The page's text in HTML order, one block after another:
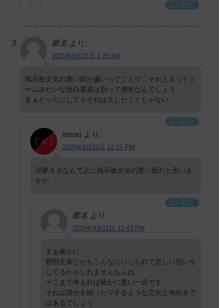
返信
匿名 より:
2025年9月21日 3:29 AM
掲示板文化の悪い面が嫌いってことで、それとネットミ
ームみたいな面白要素は別って感覚なんでしょう
まぁどっちにしてもそれは大したことじゃない
返信
menu より:
2025年9月21日 12:22 PM
淫夢ネタなんて正に掲示板文化の悪い面だと思いま
すが
返信
匿名 より:
2025年9月21日 12:43 PM
まぁ確かに
野獣先輩とかもこんなにいじられて悲しい思いを
してるかもしれませんもんね
そこまで考えれば確かに悪い一面です
それは誰かを煽ったりするような文化と地続きで
はあるでしょう